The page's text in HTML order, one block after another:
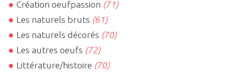
Création oeufpassion (71)
Les naturels bruts (61)
Les naturels décorés (70)
Les autres oeufs (72)
Littérature/histoire (70)